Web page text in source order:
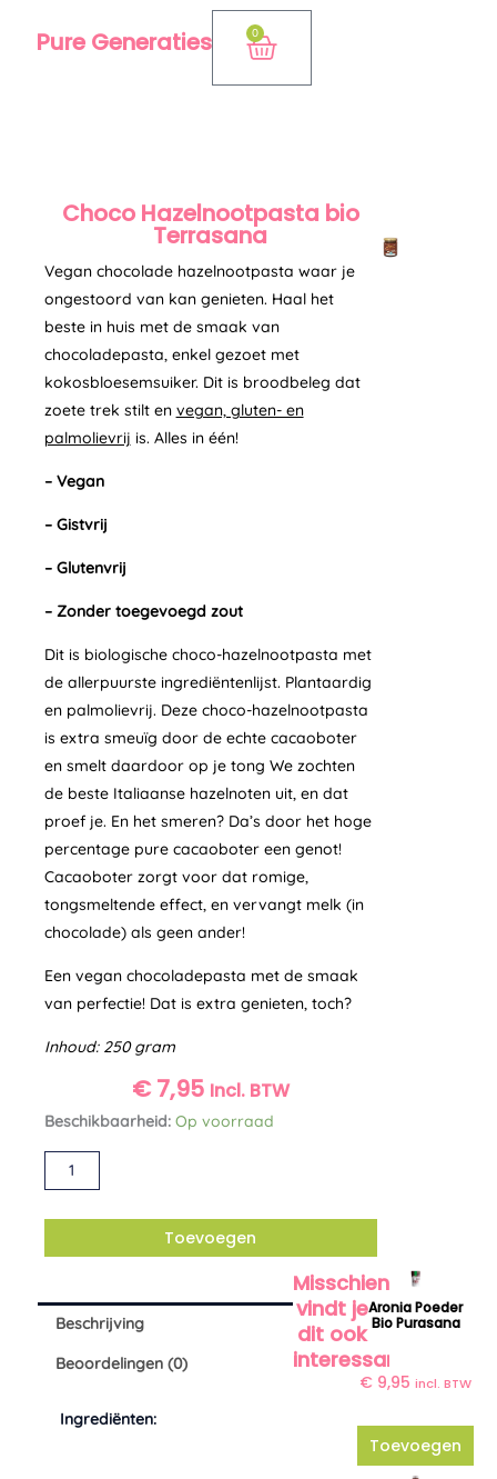
Pure Generaties 0
Winkelwagen
Choco Hazelnootpasta bio
Terrasana
Vegan chocolade hazelnootpasta waar je
ongestoord van kan genieten. Haal het
beste in huis met de smaak van
chocoladepasta, enkel gezoet met
kokosbloesemsuiker. Dit is broodbeleg dat
zoete trek stilt en vegan, gluten- en
palmolievrij is. Alles in één!
– Vegan
– Gistvrij
– Glutenvrij
– Zonder toegevoegd zout
Dit is biologische choco-hazelnootpasta met
de allerpuurste ingrediëntenlijst. Plantaardig
en palmolievrij. Deze choco-hazelnootpasta
is extra smeuïg door de echte cacaoboter
en smelt daardoor op je tong We zochten
de beste Italiaanse hazelnoten uit, en dat
proef je. En het smeren? Da’s door het hoge
percentage pure cacaoboter een genot!
Cacaoboter zorgt voor dat romige,
tongsmeltende effect, en vervangt melk (in
chocolade) als geen ander!
Een vegan chocoladepasta met de smaak
van perfectie! Dat is extra genieten, toch?
Inhoud: 250 gram
€7,95 Incl. BTW
Beschikbaarheid: Op voorraad
Choco
Hazelnootpasta
Toevoegen
Beschrijving
Beoordelingen (0)
Ingrediënten:
Misschien
vindt je
dit ook
interessant?
Aronia Poeder
Bio Purasana
€ 9,95 incl. BTW
Toevoegen